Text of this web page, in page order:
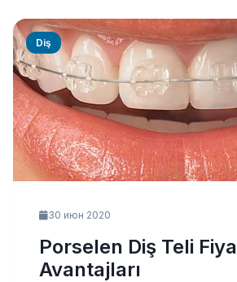
Diş
30 июн 2020
Porselen Diş Teli
Avantajları